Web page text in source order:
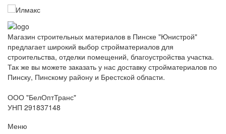
Магазин строительных материалов в Пинске "Юнистрой"
предлагает широкий выбор стройматериалов для
строительства, отделки помещений, благоустройства участка.
Так же вы можете заказать у нас доставку стройматериалов по
Пинску, Пинскому району и Брестской области.
ООО "БелОптТранс"
УНП 291837148
Меню